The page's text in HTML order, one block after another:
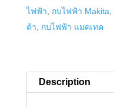
(82mm.)
MAKITA
ไฟฟ้า
กบไฟฟ้า Makita
ต้า
กบไฟฟ้า แมคเทค
Description